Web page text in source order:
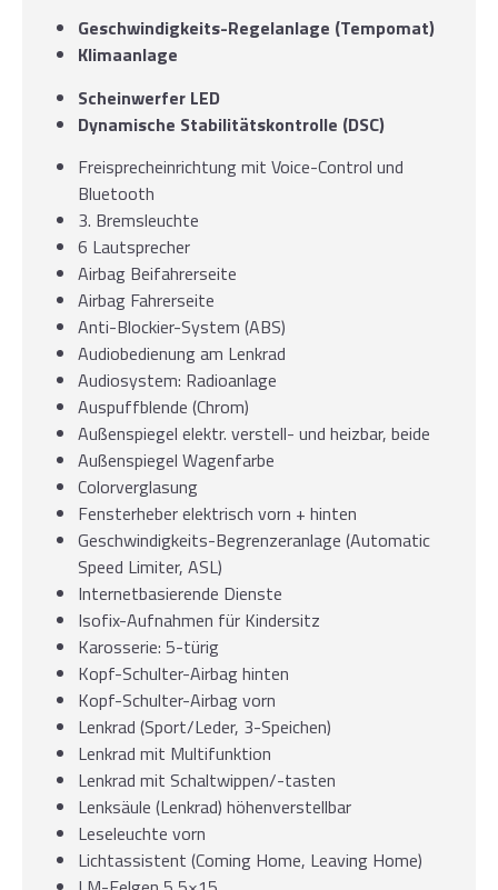
Geschwindigkeits-Regelanlage (Tempomat)
Klimaanlage
Scheinwerfer LED
Dynamische Stabilitätskontrolle (DSC)
Freisprecheinrichtung mit Voice-Control und
Bluetooth
3. Bremsleuchte
6 Lautsprecher
Airbag Beifahrerseite
Airbag Fahrerseite
Anti-Blockier-System (ABS)
Audiobedienung am Lenkrad
Audiosystem: Radioanlage
Auspuffblende (Chrom)
Außenspiegel elektr. verstell- und heizbar, beide
Außenspiegel Wagenfarbe
Colorverglasung
Fensterheber elektrisch vorn + hinten
Geschwindigkeits-Begrenzeranlage (Automatic
Speed Limiter, ASL)
Internetbasierende Dienste
Isofix-Aufnahmen für Kindersitz
Karosserie: 5-türig
Kopf-Schulter-Airbag hinten
Kopf-Schulter-Airbag vorn
Lenkrad (Sport/Leder, 3-Speichen)
Lenkrad mit Multifunktion
Lenkrad mit Schaltwippen/-tasten
Lenksäule (Lenkrad) höhenverstellbar
Leseleuchte vorn
Lichtassistent (Coming Home, Leaving Home)